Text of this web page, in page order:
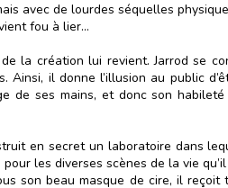
avec de lourdes séquelles
fou à lier...
la création lui revient. Jarrod se
il donne l’illusion au public
de ses mains, et donc son
en secret un laboratoire dans
les diverses scènes de la vie
son beau masque de cire, il